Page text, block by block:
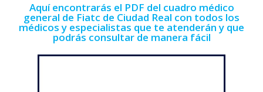
Aquí encontrarás el PDF del cuadro médico
general de Fiatc de Ciudad Real con todos los
médicos y especialistas que te atenderán y que
podrás consultar de manera fácil